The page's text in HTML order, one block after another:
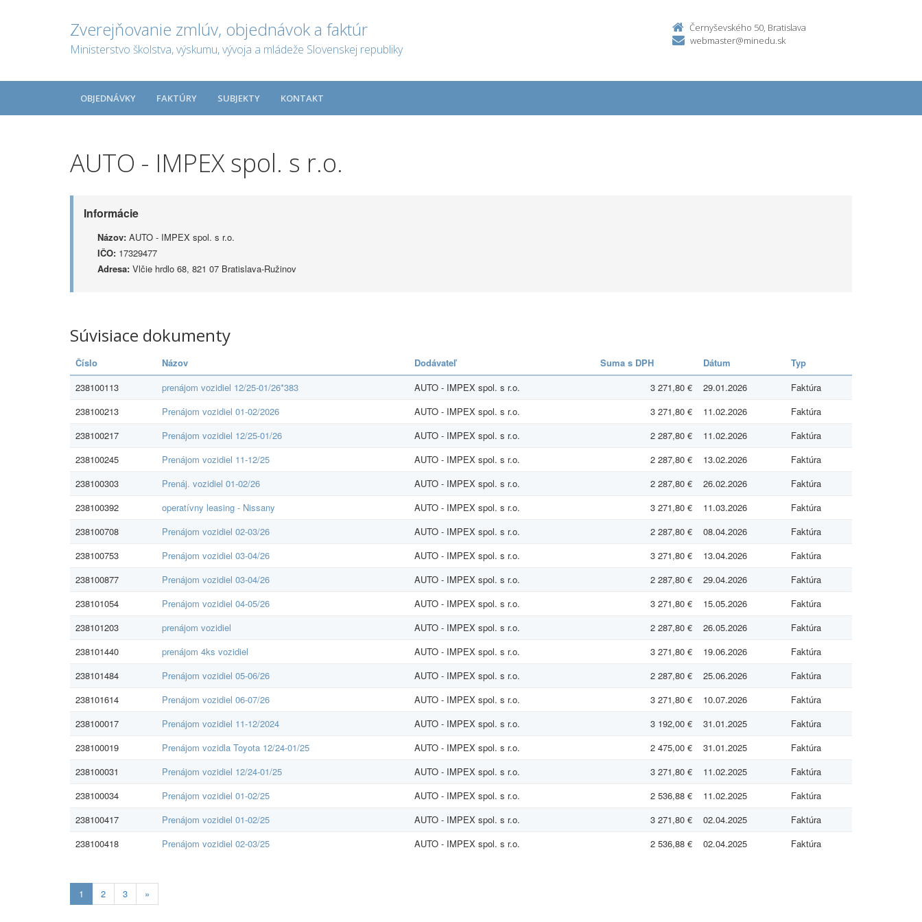
Zverejňovanie zmlúv, objednávok a faktúr
Ministerstvo školstva, výskumu, vývoja a mládeže Slovenskej republiky
Černyševského 50, Bratislava
webmaster@minedu.sk
OBJEDNÁVKY FAKTÚRY SUBJEKTY KONTAKT
AUTO - IMPEX spol. s r.o.
Informácie
Názov: AUTO - IMPEX spol. s r.o.
IČO: 17329477
Adresa: Vlčie hrdlo 68, 821 07 Bratislava-Ružinov
Súvisiace dokumenty
Číslo Názov Dodávateľ Suma s DPH Dátum
Typ
238100113
prenájom vozidiel 12/25-01/26*383 AUTO - IMPEX spol. s r.o. 3 271,80 € 29.01.2026
Faktúra
238100213
Prenájom vozidiel 01-02/2026 AUTO - IMPEX spol. s r.o. 3 271,80 € 11.02.2026
Faktúra
238100217
Prenájom vozidiel 12/25-01/26 AUTO - IMPEX spol. s r.o. 2 287,80 € 11.02.2026
Faktúra
238100245
Prenájom vozidiel 11-12/25 AUTO - IMPEX spol. s r.o. 2 287,80 € 13.02.2026
Faktúra
238100303
Prenáj. vozidiel 01-02/26 AUTO - IMPEX spol. s r.o. 2 287,80 € 26.02.2026
Faktúra
238100392
operatívny leasing - Nissany AUTO - IMPEX spol. s r.o. 3 271,80 € 11.03.2026
Faktúra
238100708
Prenájom vozidiel 02-03/26 AUTO - IMPEX spol. s r.o. 2 287,80 € 08.04.2026
Faktúra
238100753
Prenájom vozidiel 03-04/26 AUTO - IMPEX spol. s r.o. 3 271,80 € 13.04.2026
Faktúra
238100877
Prenájom vozidiel 03-04/26 AUTO - IMPEX spol. s r.o. 2 287,80 € 29.04.2026
Faktúra
238101054
Prenájom vozidiel 04-05/26 AUTO - IMPEX spol. s r.o. 3 271,80 € 15.05.2026
Faktúra
238101203
prenájom vozidiel AUTO - IMPEX spol. s r.o. 2 287,80 € 26.05.2026
Faktúra
238101440
prenájom 4ks vozidiel AUTO - IMPEX spol. s r.o. 3 271,80 € 19.06.2026
Faktúra
238101484
Prenájom vozidiel 05-06/26 AUTO - IMPEX spol. s r.o. 2 287,80 € 25.06.2026
Faktúra
238101614
Prenájom vozidiel 06-07/26 AUTO - IMPEX spol. s r.o. 3 271,80 € 10.07.2026
Faktúra
238100017
Prenájom vozidiel 11-12/2024 AUTO - IMPEX spol. s r.o. 3 192,00 € 31.01.2025
Faktúra
238100019
Prenájom vozidla Toyota 12/24-01/25 AUTO - IMPEX spol. s r.o. 2 475,00 € 31.01.2025
Faktúra
238100031
Prenájom vozidiel 12/24-01/25 AUTO - IMPEX spol. s r.o. 3 271,80 € 11.02.2025
Faktúra
238100034
Prenájom vozidiel 01-02/25 AUTO - IMPEX spol. s r.o. 2 536,88 € 11.02.2025
Faktúra
238100417
Prenájom vozidiel 01-02/25 AUTO - IMPEX spol. s r.o. 3 271,80 € 02.04.2025
Faktúra
238100418
Prenájom vozidiel 02-03/25 AUTO - IMPEX spol. s r.o. 2 536,88 € 02.04.2025 Faktúra
1 Aktualna-
stranka
2 3 »